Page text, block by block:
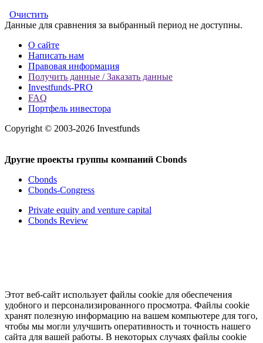
Очистить
Данные для сравнения за выбранный период не доступны.
О сайте
Написать нам
Правовая информация
Получить данные / Заказать данные
Investfunds-PRO
FAQ
Портфель инвестора
Copyright © 2003-2026 Investfunds
Другие проекты группы компаний Cbonds
Cbonds
Cbonds-Congress
Private equity and venture capital
Cbonds Review
Этот веб-сайт использует файлы cookie для обеспечения
удобного и персонализированного просмотра. Файлы cookie
хранят полезную информацию на вашем компьютере для того,
чтобы мы могли улучшить оперативность и точность нашего
сайта для вашей работы. В некоторых случаях файлы cookie